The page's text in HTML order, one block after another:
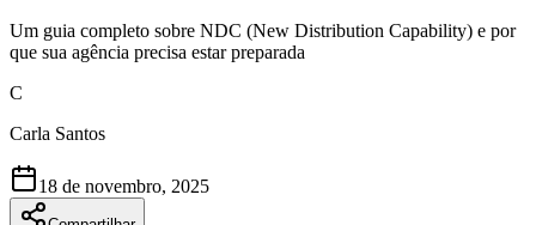
Um guia completo sobre NDC (New Distribution Capability) e por
que sua agência precisa estar preparada
C
Carla Santos
18 de novembro, 2025